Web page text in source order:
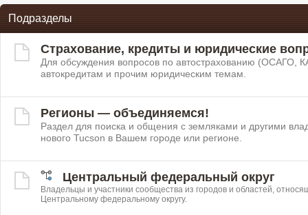
Подразделы
Страхование, кредиты и юридические
Для обсуждения вопросов по автострахованию (ОСАГО,
автокредитам и прочим юридическим темам.
Регионы — объединяемся!
Раздел для поиска и общения с земляками и другими
нового Tucson в Вашем городе или регионе.
Центральный федеральный округ
Владельцы и участники сообщества из городов и областей,
Центральному федеральному округу.